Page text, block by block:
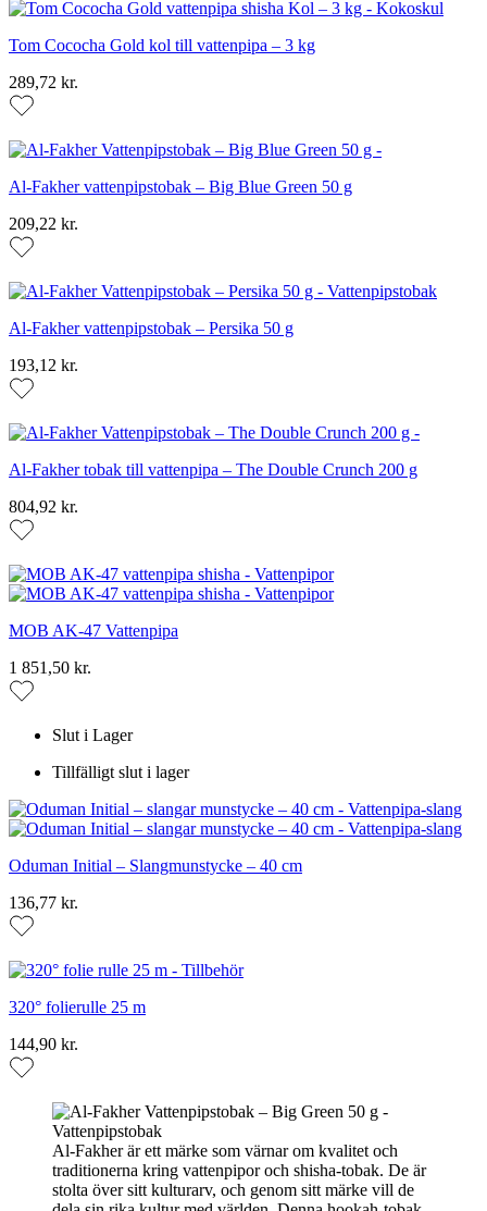
Tom Cococha Gold kol till vattenpipa – 3 kg
289,72 kr.
Al-Fakher vattenpipstobak – Big Blue Green 50 g
209,22 kr.
Al-Fakher vattenpipstobak – Persika 50 g
193,12 kr.
Al-Fakher tobak till vattenpipa – The Double Crunch 200 g
804,92 kr.
MOB AK-47 Vattenpipa
1 851,50 kr.
Slut i Lager
Tillfälligt slut i lager
Oduman Initial – Slangmunstycke – 40 cm
136,77 kr.
320° folierulle 25 m
144,90 kr.
Al-Fakher är ett märke som värnar om kvalitet och
traditionerna kring vattenpipor och shisha-tobak. De är
stolta över sitt kulturarv, och genom sitt märke vill de